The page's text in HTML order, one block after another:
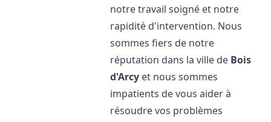
notre travail soigné et notre
rapidité d'intervention. Nous
sommes fiers de notre
réputation dans la ville de Bois
d'Arcy et nous sommes
impatients de vous aider à
résoudre vos problèmes